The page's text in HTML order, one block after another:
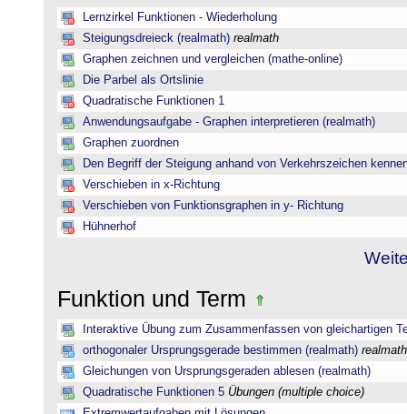
Lernzirkel Funktionen - Wiederholung
Steigungsdreieck (realmath) realmath
Graphen zeichnen und vergleichen (mathe-online)
Die Parbel als Ortslinie
Quadratische Funktionen 1
Anwendungsaufgabe - Graphen interpretieren (realmath)
Graphen zuordnen
Den Begriff der Steigung anhand von Verkehrszeichen
Verschieben in x-Richtung
Verschieben von Funktionsgraphen in y- Richtung
Hühnerhof
Funktion und Term
Interaktive Übung zum Zusammenfassen von gleichartigen
orthogonaler Ursprungsgerade bestimmen (realmath) realmath
Gleichungen von Ursprungsgeraden ablesen (realmath)
Quadratische Funktionen 5 Übungen (multiple choice)